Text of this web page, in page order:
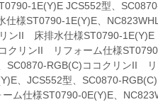
1E(Y)E JCS552型、
様ST0790-1E(Y)E、
II 床排水仕様ST0790-1E(Y)E
リンII リフォーム仕様
RGB(C)ココクリンII リ
、JCS552型、SC0870-
仕様ST0790-0E(Y)E、